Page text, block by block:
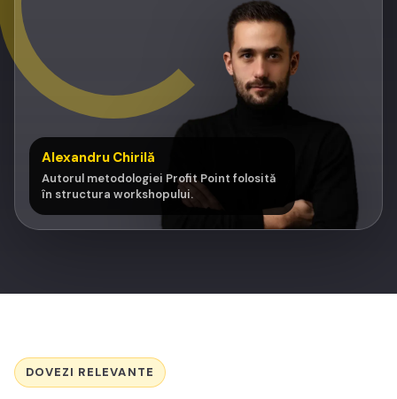
Alexandru Chirilă
Autorul metodologiei Profit Point folosită
în structura workshopului.
DOVEZI RELEVANTE